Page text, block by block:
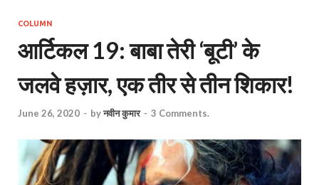
COLUMN
आर्टिकल 19: बाबा तेरी ‘बूटी’ के
जलवे हज़ार, एक तीर से तीन शिकार!
June 26, 2020 - byनवीन कुमार - 3 Comments.